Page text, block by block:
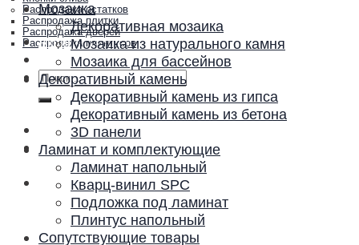
Распродажа остатков
Распродажа плитки
Распродажа дверей
Распродажа плинтусов
Акции и скидки
Контакты
Искать:
Мозаика
Декоративная мозаика
Мозаика из натурального камня
Мозаика для бассейнов
Декоративный камень
Декоративный камень из гипса
Декоративный камень из бетона
3D панели
Ламинат и комплектующие
Ламинат напольный
Кварц-винил SPC
Подложка под ламинат
Плинтус напольный
Сопутствующие товары